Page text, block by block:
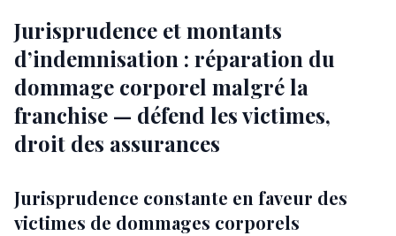
Jurisprudence et montants
d’indemnisation : réparation du
dommage corporel malgré la
franchise — défend les victimes,
droit des assurances
Jurisprudence constante en faveur des
victimes de dommages corporels